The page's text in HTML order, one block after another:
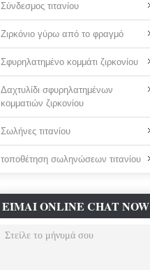
Σύνδεσμος τιτανίου
Ζιρκόνιο γύρω από το φραγμό
Σφυρηλατημένο κομμάτι ζιρκονίου
Δαχτυλίδι σφυρηλατημένων
κομματιών ζιρκονίου
Σωλήνες τιτανίου
τοποθέτηση σωληνώσεων τιτανίου
ΕΊΜΑΙ ONLINE CHAT NOW